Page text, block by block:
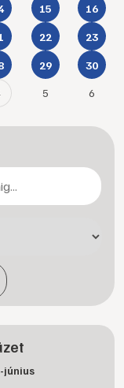
15 16
22 23
29 30
5 6
június